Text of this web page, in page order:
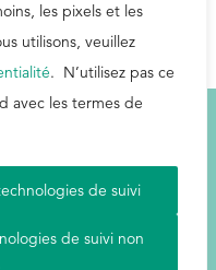
les pixels et les
utilisons, veuillez
. N’utilisez pas ce
avec les termes de
de suivi non
de suivi
Privacy Policy | Aetna
Reserved.